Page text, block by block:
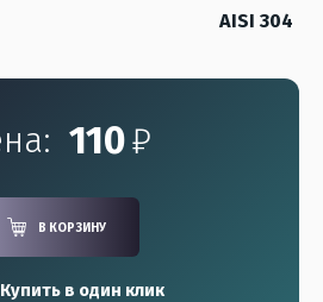
AISI 304
110₽
В КОРЗИНУ
Купить в один клик